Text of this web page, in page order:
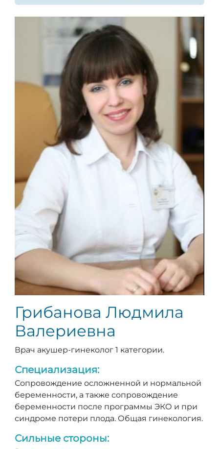
Грибанова Людмила
Валериевна
Врач акушер-гинеколог 1 категории.
Специализация:
Сопровождение осложненной и нормальной
беременности, а также сопровождение
беременности после программы ЭКО и при
синдроме потери плода. Общая гинекология.
Сильные стороны: